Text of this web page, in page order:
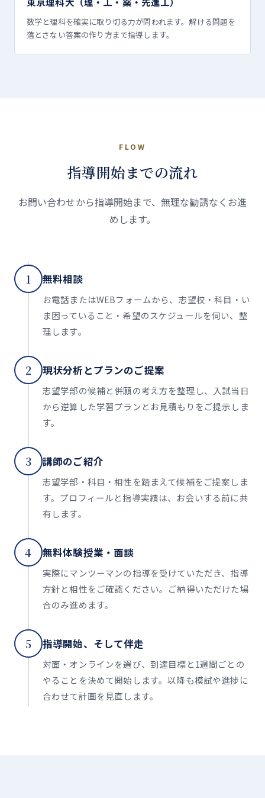
数学と理科を確実に取り切る力が問われます。解ける問題を
落とさない答案の作り方まで指導します。
FLOW
指導開始までの流れ
お問い合わせから指導開始まで、無理な勧誘なくお進
めします。
1 無料相談
お電話またはWEBフォームから、志望校・科目・い
ま困っていること・希望のスケジュールを伺い、整
理します。
2 現状分析とプランのご提案
志望学部の候補と併願の考え方を整理し、入試当日
から逆算した学習プランとお見積もりをご提示しま
す。
3 講師のご紹介
志望学部・科目・相性を踏まえて候補をご提案しま
す。プロフィールと指導実績は、お会いする前に共
有します。
4 無料体験授業・面談
実際にマンツーマンの指導を受けていただき、指導
方針と相性をご確認ください。ご納得いただけた場
合のみ進めます。
5 指導開始、そして伴走
対面・オンラインを選び、到達目標と1週間ごとの
やることを決めて開始します。以降も模試や進捗に
合わせて計画を見直します。